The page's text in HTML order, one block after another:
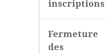
inscriptions
Fermeture
des